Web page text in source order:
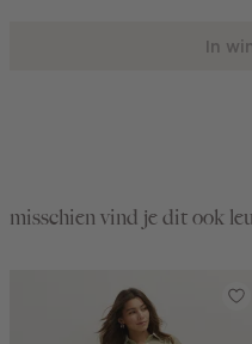
In
misschien vind je dit ook